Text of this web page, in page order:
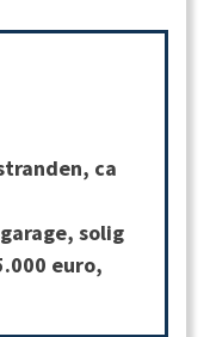
ca
solig
euro,